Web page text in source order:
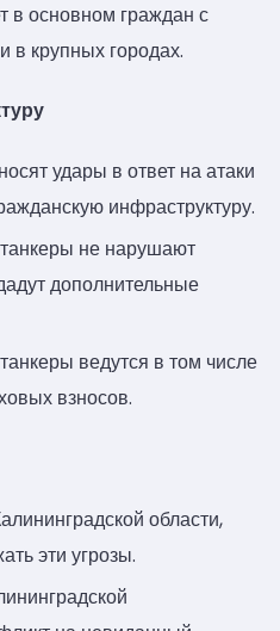
в основном граждан с
крупных городах.
удары в ответ на атаки
инфраструктуру.
не нарушают
дополнительные
ведутся в том числе
взносов.
области,
эти угрозы.